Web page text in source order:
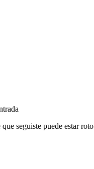
seguiste puede estar